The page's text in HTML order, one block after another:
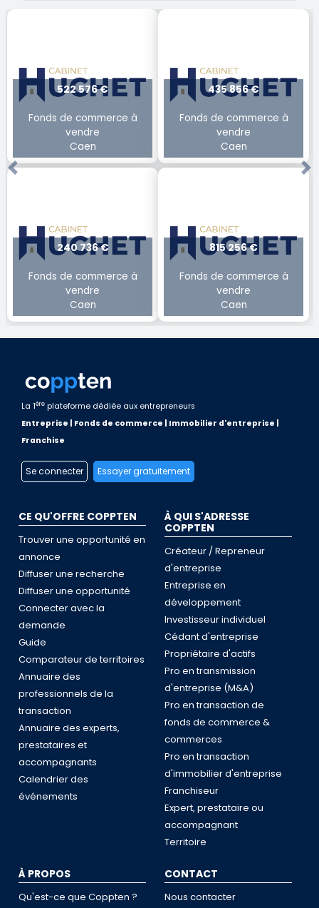
522 576 €
Fonds de commerce à
vendre
Caen
435 856 €
Fonds de commerce à
vendre
Caen
240 736 €
Fonds de commerce à
vendre
Caen
815 256 €
Fonds de commerce à
vendre
Caen
Previous
La 1ère plateforme dédiée aux entrepreneurs
Entreprise | Fonds de commerce | Immobilier d'entreprise |
Franchise
Se connecter Essayer gratuitement
CE QU'OFFRE COPPTEN
Trouver une opportunité en
annonce
Diffuser une recherche
Diffuser une opportunité
Connecter avec la
demande
Guide
Comparateur de territoires
Annuaire des
professionnels de la
transaction
Annuaire des experts,
prestataires et
accompagnants
Calendrier des
événements
À QUI S'ADRESSE
COPPTEN
Créateur / Repreneur
d'entreprise
Entreprise en
développement
Investisseur individuel
Cédant d'entreprise
Propriétaire d'actifs
Pro en transmission
d'entreprise (M&A)
Pro en transaction de
fonds de commerce &
commerces
Pro en transaction
d'immobilier d'entreprise
Franchiseur
Expert, prestataire ou
accompagnant
Territoire
À PROPOS
Qu'est-ce que Coppten ?
CONTACT
Nous contacter